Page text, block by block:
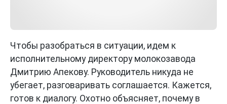
Чтобы разобраться в ситуации, идем к
исполнительному директору молокозавода
Дмитрию Апекову. Руководитель никуда не
убегает, разговаривать соглашается. Кажется,
готов к диалогу. Охотно объясняет, почему в